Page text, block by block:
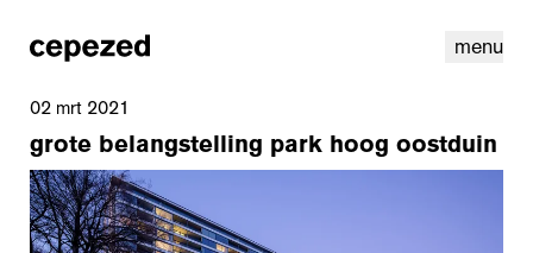
menu
02 mrt 2021
grote belangstelling park hoog oostduin